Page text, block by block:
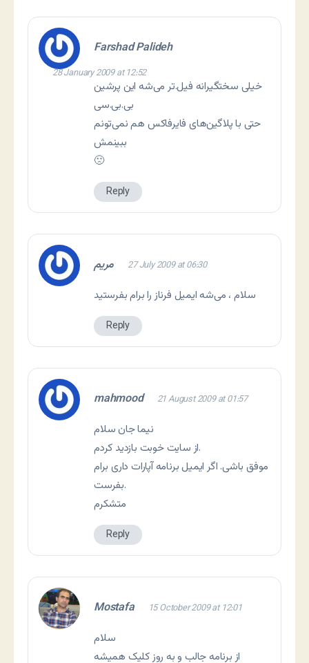
Farshad Palideh
28 January 2009 at 12:52
خیلی سختگیرانه فیل.تر می‌شه این پرشین
بی.بی.سی
حتی با پلاگین‌های فایرفاکس هم نمی‌تونم
ببینمش
🙁
Reply
مریم 27 July 2009 at 06:30
سلام ، می‌شه ایمیل فرناز را برام بفرستید
Reply
mahmood 21 August 2009 at 01:57
نیما جان سلام
از سایت خوبت بازدید کردم.
موفق باشی. اگر ایمیل برنامه آپارات داری برام
بفرست.
متشکرم
Reply
Mostafa 15 October 2009 at 12:01
سلام
از برنامه جالب و به روز کلیک همیشه